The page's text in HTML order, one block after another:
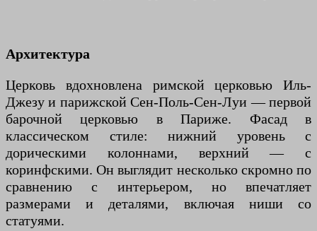
Архитектура
Церковь вдохновлена римской церковью Иль-
Джезу и парижской Сен-Поль-Сен-Луи — первой
барочной церковью в Париже. Фасад в
классическом стиле: нижний уровень с
дорическими колоннами, верхний — с
коринфскими. Он выглядит несколько скромно по
сравнению с интерьером, но впечатляет
размерами и деталями, включая ниши со
статуями.